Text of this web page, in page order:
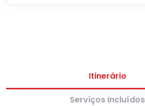
Itinerário
Serviços Incluídos